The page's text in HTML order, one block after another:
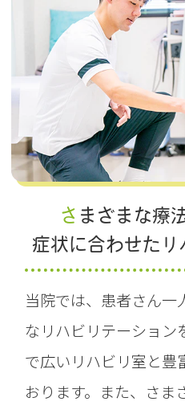
さまざまな
症状に合わせた
当院では、患者さん一
なリハビリテーション
で広いリハビリ室と豊
おります。また、さま